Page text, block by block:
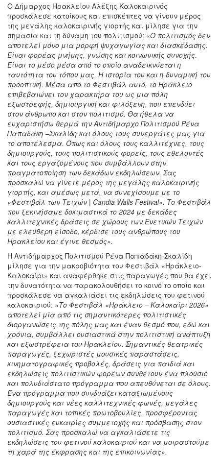
Ο Δήμαρχος Ηρακλείου Αλέξης Καλοκαιρινός
προσκάλεσε κατοίκους και επισκέπτες να γίνουν μέρος
της μεγάλης καλοκαιρινής γιορτής και μίλησε για την
σημασία και τη δύναμη του πολιτισμού: «Ο πολιτισμός δεν
αποτελεί μόνο μια μορφή ψυχαγωγίας και διασκέδασης.
Είναι φορέας μνήμης, γνώσης και κοινωνικής συνοχής.
Είναι το μέσο μέσα από το οποίο αναδεικνύεται η
ταυτότητα του τόπου μας. Η ιστορία του και η δυναμική του
προοπτική. Μέσα από το Φεστιβάλ αυτό, το Ηράκλειο
επιβεβαιώνει τον χαρακτήρα του ως μια πόλη
εξωστρεφής, δημιουργική και φιλόξενη, που επενδύει
στον άνθρωπο και στον πολιτισμό. Θα ήθελα να
ευχαριστήσω θερμά την Αντιδήμαρχο Πολιτισμού Ρένα
Παπαδάκη –Σκαλίδη και όλους τους συνεργάτες μας για
το αποτέλεσμα. Όπως και όλους τους καλλιτέχνες, τους
δημιουργούς, τους πολιτιστικούς φορείς, τους εθελοντές
και τους εργαζομένους που συμβάλλουν στην
πραγματοποίηση των δεκάδων εκδηλώσεων. Σας
προσκαλώ να γίνετε μέρος της μεγάλης καλοκαιρινής
γιορτής, και αμέσως μετά, να συνεχίσουμε με το
«Φεστιβάλ των Τειχών | Candia Walls Festival». Το Φεστιβάλ
που ξεκινήσαμε δοκιμαστικά το 2024 με δεκάδες
καλλιτεχνικές δράσεις σε χώρους των Ενετικών Τειχών
με ελεύθερη είσοδο, κέρδισε τους ανθρώπους του
Ηρακλείου και έγινε θεσμός».
Η Αντιδήμαρχος Πολιτισμού Ρένα Παπαδάκη-Σκαλίδη
μίλησε για την μακροβιότητα του Φεστιβάλ «Ηράκλειο-
Καλοκαίρι» και αναφέρθηκε στις παραγωγές που θα έχει
την δυνατότητα να παρακολουθήσει το κοινό το οποίο και
προσκάλεσε να αγκαλιάσει τις εκδηλώσεις του φετινού
καλοκαιριού: «Το Φεστιβάλ «Ηράκλειο – Καλοκαίρι 2026»
αποτελεί μία από τις σημαντικότερες πολιτιστικές
διοργανώσεις της πόλης μας και έναν θεσμό που, εδώ και
χρόνια, συμβάλλει ουσιαστικά στην πολιτιστική ανάπτυξη
και εξωστρέφεια του Ηρακλείου. Σημαντικές θεατρικές
παραγωγές, ξεχωριστές μουσικές παραστάσεις,
κινηματογραφικές προβολές, δράσεις για παιδιά και
εκδηλώσεις πολιτιστικών φορέων συνθέτουν ένα πλούσιο
και πολυδιάστατο πρόγραμμα που απευθύνεται σε όλους.
Ένα πρόγραμμα που συνδυάζει καταξιωμένους
δημιουργούς και νέες καλλιτεχνικές φωνές, μεγάλες
παραγωγές και τοπικές πρωτοβουλίες, προσφέροντας
ουσιαστικές ευκαιρίες συμμετοχής και πρόσβασης στον
πολιτισμό. Σας προσκαλώ να αγκαλιάσετε τις
εκδηλώσεις του φετινού καλοκαιριού και να μοιραστούμε
τη χαρά της έκφρασης και της επικοινωνίας».